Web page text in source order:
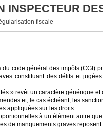
INSPECTEUR
fiscale
code général des impôts
constituant des délits et
» revêt un caractère générique
et, le cas échéant, les
appliquées sur les droits.
à un élément autre
de manquements graves